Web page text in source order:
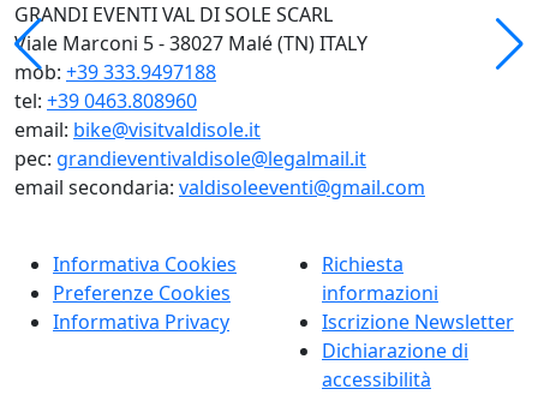
GRANDI EVENTI VAL DI SOLE SCARL
Viale Marconi 5 - 38027 Malé (TN) ITALY
mob: +39 333.9497188
tel: +39 0463.808960
email: bike@visitvaldisole.it
pec: grandieventivaldisole@legalmail.it
email secondaria: valdisoleeventi@gmail.com
Informativa Cookies
Preferenze Cookies
Informativa Privacy
Richiesta
informazioni
Iscrizione Newsletter
Dichiarazione di
accessibilità